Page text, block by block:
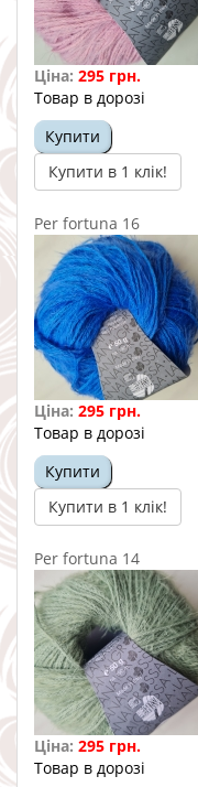
Ціна: 295 грн.
Товар в дорозі
Купити
Купити в 1 клік!
Per fortuna 16
Ціна: 295 грн.
Товар в дорозі
Купити
Купити в 1 клік!
Per fortuna 14
Ціна: 295 грн.
Товар в дорозі